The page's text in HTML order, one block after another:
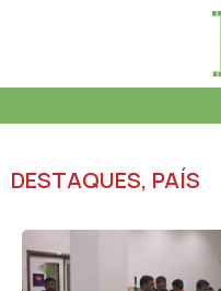
DESTAQUES, PAÍS